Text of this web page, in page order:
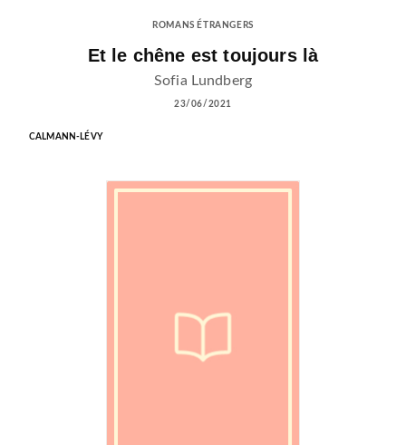
ROMANS ÉTRANGERS
Et le chêne est toujours là
Sofia Lundberg
23/06/2021
CALMANN-LÉVY